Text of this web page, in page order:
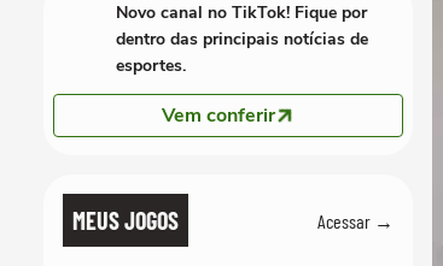
MEUS JOGOS Acessar →
Novo canal no TikTok! Fique por
dentro das principais notícias de
esportes.
Vem conferir